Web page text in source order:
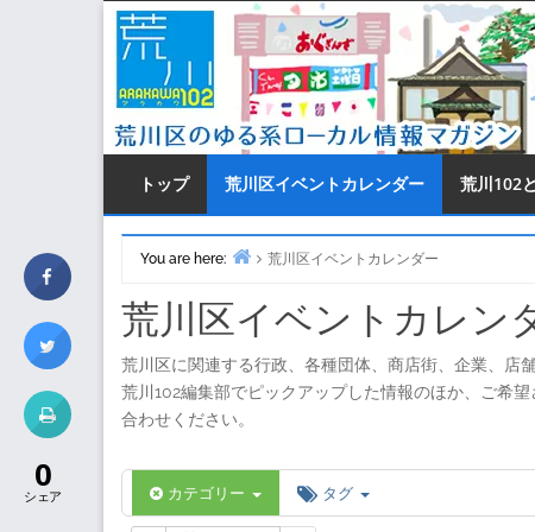
Skip
content
トップ 荒川区イベントカレンダー 荒川102
You are here:
荒川区イベントカレンダー
荒川区イベントカレン
荒川区に関連する行政、各種団体、商店街、企業、店
荒川102編集部でピックアップした情報のほか、ご希
合わせください。
カテゴリー タグ
0
シェア